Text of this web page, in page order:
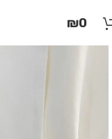
זֶה
הַמְּסַיַּעַת
₪0